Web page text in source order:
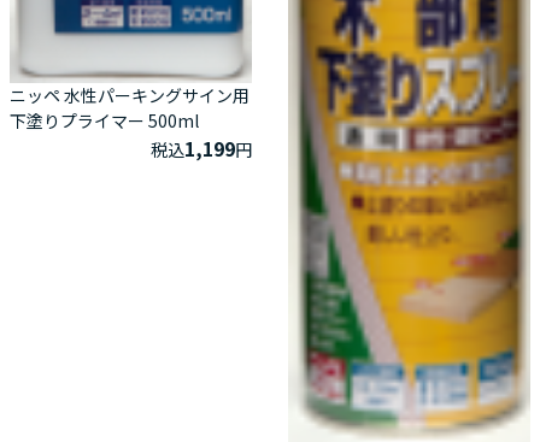
ニッペ 水性パーキングサイン用
下塗りプライマー 500ml
税込1,199円